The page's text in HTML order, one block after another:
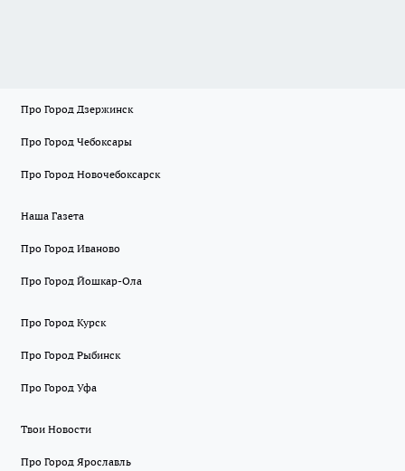
Про Город Дзержинск
Про Город Чебоксары
Про Город Новочебоксарск
Наша Газета
Про Город Иваново
Про Город Йошкар-Ола
Про Город Курск
Про Город Рыбинск
Про Город Уфа
Твои Новости
Про Город Ярославль